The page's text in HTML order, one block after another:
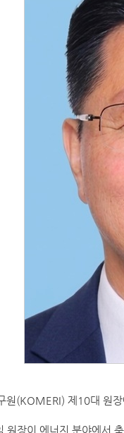
원(KOMERI) 제10대 원장
원장이 에너지 분야에서